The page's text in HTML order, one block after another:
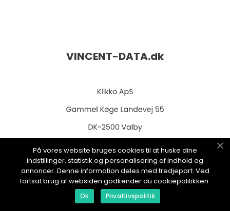
VINCENT-DATA.dk
web:www.klikko.dk
På vores website bruges cookies til at huske dine
indstillinger, statistik og personalisering af indhold og
annoncer. Denne information deles med tredjepart. Ved
fortsat brug af websiden godkender du cookiepolitikken.
Ok Privatlivspolitik